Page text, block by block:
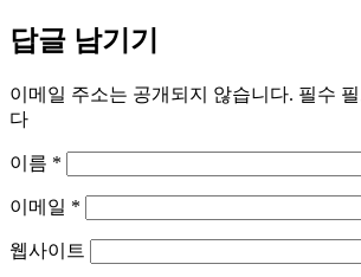
답글 남기기
이메일 주소는 공개되지 않습니다. 필수
다
이름 *
이메일 *
웹사이트